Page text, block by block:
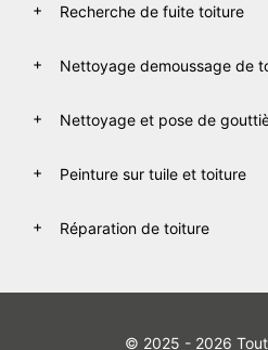
Recherche de fuite toiture
Nettoyage demoussage de
Nettoyage et pose de
Peinture sur tuile et toiture
Réparation de toiture
© 2025 - 2026